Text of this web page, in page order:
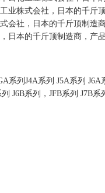
业株式会社，日本的千斤
会社，日本的千斤顶制造
日本的千斤顶制造商，产
系列J4A系列 J5A系列 J6A
J6B系列，JFB系列 J7B系